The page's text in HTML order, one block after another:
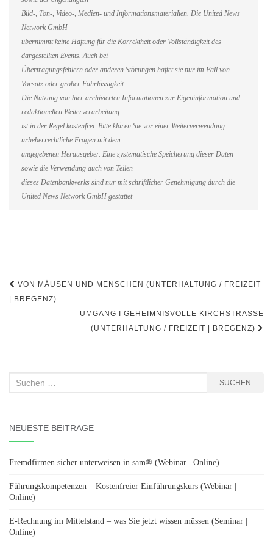
Bild-, Ton-, Video-, Medien- und Informationsmaterialien. Die United News
Network GmbH
übernimmt keine Haftung für die Korrektheit oder Vollständigkeit des
dargestellten Events. Auch bei
Übertragungsfehlern oder anderen Störungen haftet sie nur im Fall von
Vorsatz oder grober Fahrlässigkeit.
Die Nutzung von hier archivierten Informationen zur Eigeninformation und
redaktionellen Weiterverarbeitung
ist in der Regel kostenfrei. Bitte klären Sie vor einer Weiterverwendung
urheberrechtliche Fragen mit dem
angegebenen Herausgeber. Eine systematische Speicherung dieser Daten
sowie die Verwendung auch von Teilen
dieses Datenbankwerks sind nur mit schriftlicher Genehmigung durch die
United News Network GmbH gestattet
Beitragsnavigation
VON MÄUSEN UND MENSCHEN (UNTERHALTUNG / FREIZEIT
| BREGENZ)
UMGANG I GEHEIMNISVOLLE KIRCHSTRASSE (
UNTERHALTUNG / FREIZEIT | BREGENZ)
Suchen
SUCHEN
NEUESTE BEITRÄGE
Fremdfirmen sicher unterweisen in sam® (Webinar | Online)
Führungskompetenzen – Kostenfreier Einführungskurs (Webinar |
Online)
E-Rechnung im Mittelstand – was Sie jetzt wissen müssen (Seminar |
Online)